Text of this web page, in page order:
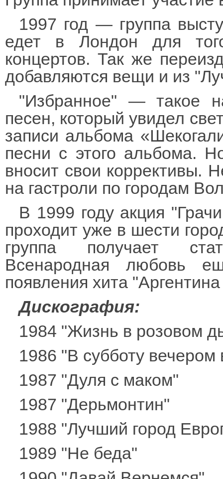
1997 год — группа
едет в Лондон для
концертов. Так же
добавляются вещи и из
"Избранное" — такое
песен, который увидел
записи альбома
песни с этого альбома.
вносит свои коррективы.
на гастроли по городам
В 1999 году акция
проходит уже в шести
группа получает
Всенародная любовь
появления хита
Дискография:
1984 "Жизнь в розовом
1986 "В субботу вечером
1987 "Дуля с маком"
1987 "Дерьмонтин"
1988 "Лучший город
1989 "Не беда"